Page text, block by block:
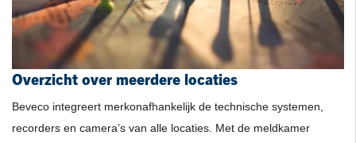
Overzicht over meerdere locaties
Beveco integreert merkonafhankelijk de technische systemen,
recorders en camera’s van alle locaties. Met de meldkamer
Geen manbeveiligers op locatie
Lage terugkerende kosten
Overzichtelijke grafisch interface